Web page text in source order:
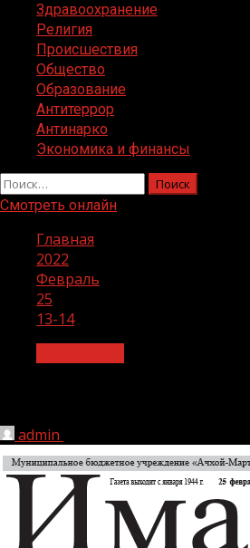
Здравоохранение
Религия
Происшествия
Общество
Образование
Антитеррор
Антинарко
Экономика и финансы
Найти:
Смотреть онлайн
Главная
2022
Февраль
25
13-14
admin